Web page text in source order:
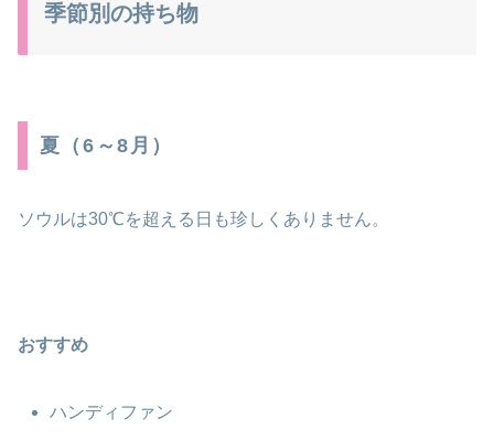
季節別の持ち物
夏（6～8月）
ソウルは30℃を超える日も珍しくありません。
おすすめ
ハンディファン